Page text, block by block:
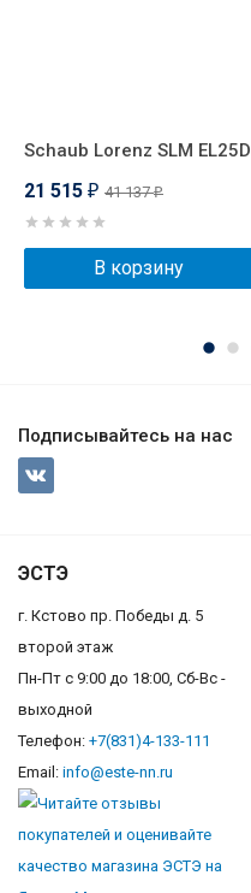
Schaub Lorenz SLM EL25D
21 515 ₽ 41 137₽
В корзину
Подписывайтесь на нас
ЭСТЭ
г. Кстово пр. Победы д. 5
второй этаж
Пн-Пт с 9:00 до 18:00, Сб-Вс -
выходной
Телефон: +7(831)4-133-111
Email: info@este-nn.ru